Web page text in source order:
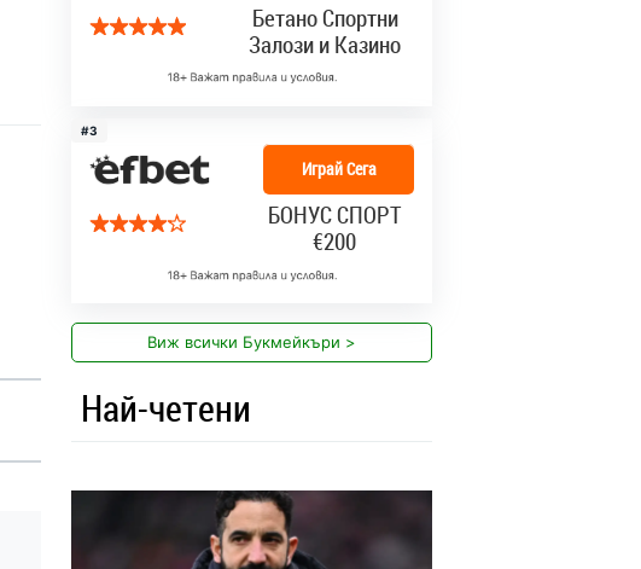
Бетано Спортни
Залози и Казино
#3
Играй Сега
БОНУС СПОРТ
€200
Виж всички Букмейкъри >
Най-четени